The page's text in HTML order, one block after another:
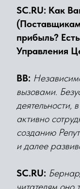
SC.RU: Как
прибыль?
Управления
ВВ:
вызовами.
деятельности,
активно
созданию
и далее
SC.RU:
читателям оно